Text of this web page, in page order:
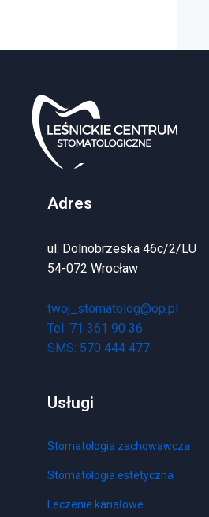
Adres
ul. Dolnobrzeska 46c/2/LU
54-072 Wrocław
twoj_stomatolog@op.pl
Tel: 71 361 90 36
SMS: 570 444 477
Usługi
Stomatologia zachowawcza
Stomatologia estetyczna
Leczenie kanałowe